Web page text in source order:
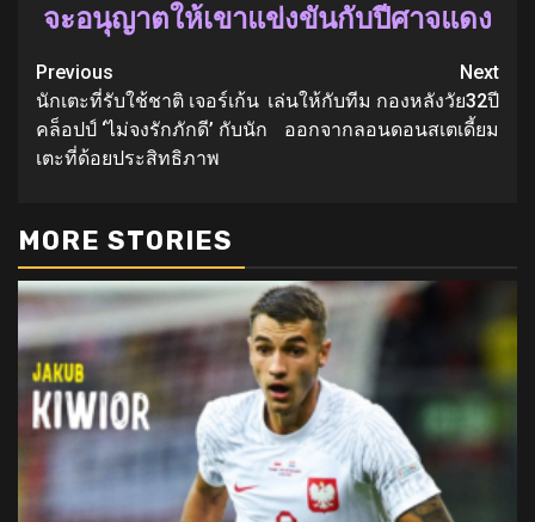
จะอนุญาตให้เขาแข่งขันกับปีศาจแดง
Continue
Reading
Previous
นักเตะที่รับใช้ชาติ เจอร์เก้น
คล็อปป์ ‘ไม่จงรักภักดี’ กับนัก
เตะที่ด้อยประสิทธิภาพ
Next
เล่นให้กับทีม กองหลังวัย32ปี
ออกจากลอนดอนสเตเดี้ยม
MORE STORIES